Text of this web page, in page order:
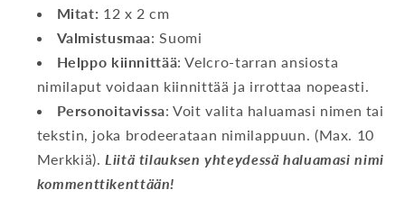
Mitat: 12 x 2 cm
Valmistusmaa: Suomi
Helppo kiinnittää: Velcro-tarran ansiosta
nimilaput voidaan kiinnittää ja irrottaa nopeasti.
Personoitavissa: Voit valita haluamasi nimen tai
tekstin, joka brodeerataan nimilappuun. (Max. 10
Merkkiä).Liitä tilauksen yhteydessä haluamasi nimi
kommenttikenttään!